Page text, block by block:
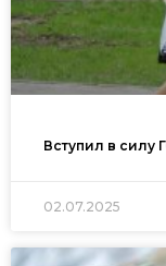
Вступил в
02.07.2025